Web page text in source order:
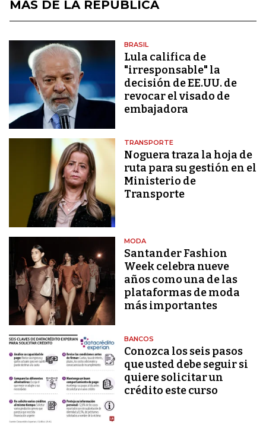
MÁS DE LA REPÚBLICA
BRASIL
Lula califica de
"irresponsable" la
decisión de EE.UU. de
revocar el visado de
embajadora
TRANSPORTE
Noguera traza la hoja de
ruta para su gestión en el
Ministerio de
Transporte
MODA
Santander Fashion
Week celebra nueve
años como una de las
plataformas de moda
más importantes
BANCOS
Conozca los seis pasos
que usted debe seguir si
quiere solicitar un
crédito este curso